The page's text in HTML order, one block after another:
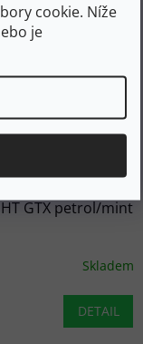
cookie. Níže
je
GTX petrol/mint
Skladem
DETAIL